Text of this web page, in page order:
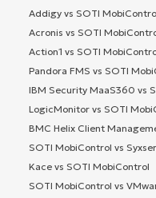
Addigy vs SOTI
Acronis vs SOTI
Action1 vs SOTI
Pandora FMS vs SOTI
IBM Security MaaS360 vs
LogicMonitor vs SOTI
BMC Helix Client
SOTI MobiControl vs
Kace vs SOTI MobiControl
SOTI MobiControl vs